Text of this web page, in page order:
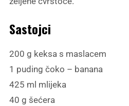
Sastojci
200 g keksa s maslacem
1 puding čoko – banana
425 ml mlijeka
40 g šećera